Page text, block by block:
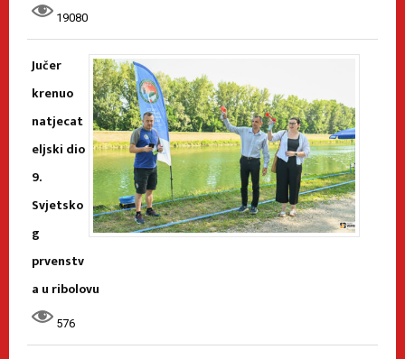
19080
Jučer
krenuo
natjecat
eljski dio
9.
Svjetsko
g
prvenstv
a u ribolovu
576